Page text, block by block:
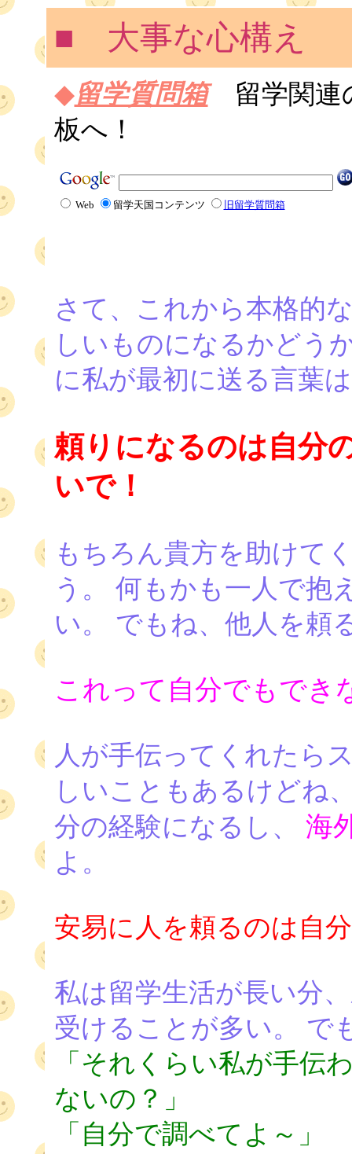
■ 大事な心構え
◆留学質問箱留学関連
板へ！
Web 留学天国コンテンツ 旧留学質問箱
さて、これから本格的
しいものになるかどう
に私が最初に送る言葉
頼りになるのは自分
いで！
もちろん貴方を助けて
う。 何もかも一人で抱
い。 でもね、他人を頼
これって自分でもでき
人が手伝ってくれたら
しいこともあるけどね
分の経験になるし、 海
よ。
安易に人を頼るのは自
私は留学生活が長い分
受けることが多い。 で
「それくらい私が手伝
ないの？」
「自分で調べてよ～」